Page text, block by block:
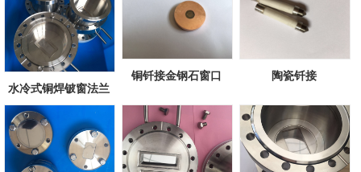
水冷式铜焊铍窗法兰
铜钎接金钢石窗口 陶瓷钎接